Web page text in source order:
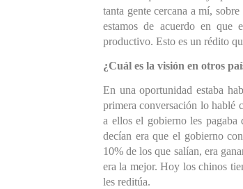
tanta gente cercana a mí,
estamos de acuerdo en que
productivo. Esto es un rédito
¿Cuál es la visión en otros
En una oportunidad estaba
primera conversación lo hablé
a ellos el gobierno les
decían era que el gobierno
10% de los que salían, era
era la mejor. Hoy los chinos
les reditúa.